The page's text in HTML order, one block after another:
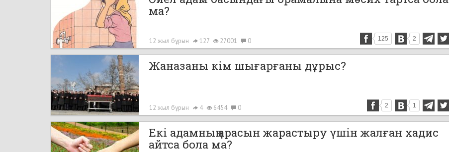
ма?
12 жыл бұрын 127 27001 0 125 2
Жаназаны кім шығарғаны дұрыс?
12 жыл бұрын 4 6454 0 2 1
Екі адамның арасын жарастыру үшін жалған хадис
айтса бола ма?